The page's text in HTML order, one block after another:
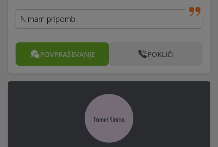
Nimam pripomb.
POVPRAŠEVANJE POKLIČI